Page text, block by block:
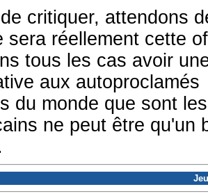
critiquer, attendons
sera réellement cette
tous les cas avoir
aux autoproclamés
du monde que sont les
ne peut être qu'un